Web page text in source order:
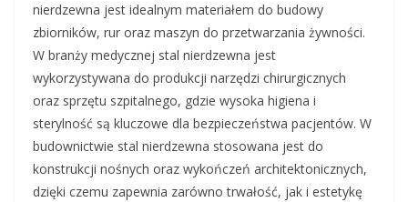
nierdzewna jest idealnym materiałem do budowy
zbiorników, rur oraz maszyn do przetwarzania żywności.
W branży medycznej stal nierdzewna jest
wykorzystywana do produkcji narzędzi chirurgicznych
oraz sprzętu szpitalnego, gdzie wysoka higiena i
sterylność są kluczowe dla bezpieczeństwa pacjentów. W
budownictwie stal nierdzewna stosowana jest do
konstrukcji nośnych oraz wykończeń architektonicznych,
dzięki czemu zapewnia zarówno trwałość, jak i estetykę